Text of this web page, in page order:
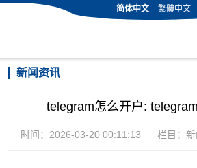
简体中文 繁體中文
新闻资讯
telegram怎么开户:
时间：2026-03-20 00:11:13 栏目： 新